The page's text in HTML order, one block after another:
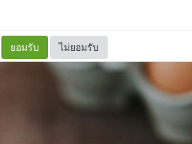
ยอมรับ ไม่ยอมรับ